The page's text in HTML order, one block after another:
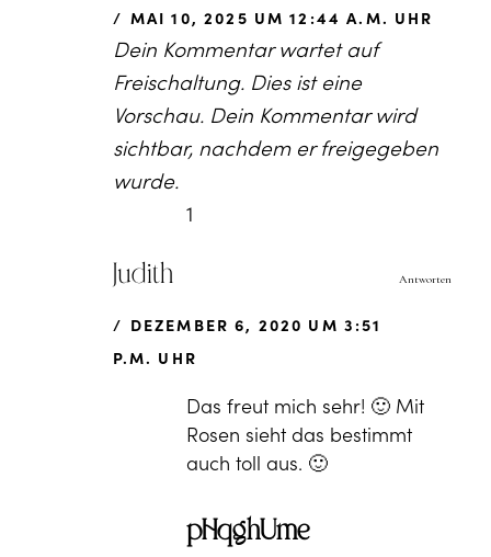
MAI 10, 2025 UM 12:44 A.M. UHR
Dein Kommentar wartet auf
Freischaltung. Dies ist eine
Vorschau. Dein Kommentar wird
sichtbar, nachdem er freigegeben
wurde.
1
Judith
DEZEMBER 6, 2020 UM 3:51
P.M. UHR
Das freut mich sehr! 🙂 Mit
Rosen sieht das bestimmt
auch toll aus. 🙂
Antworten
pHqghUme